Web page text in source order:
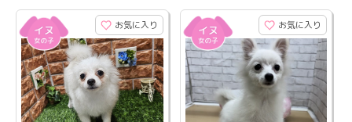
お気に入り お気に入り